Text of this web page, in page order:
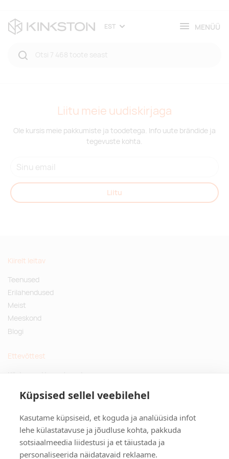
Küpsised sellel veebilehel
Kasutame küpsiseid, et koguda ja analüüsida infot
lehe külastatavuse ja jõudluse kohta, pakkuda
sotsiaalmeedia liidestusi ja et täiustada ja
personaliseerida näidatavaid reklaame.
EST MENÜÜ
Liitu meie uudiskirjaga
Ole kursis meie pakkumiste ja toodetega. Info uute brändide ja
tegevuste kohta.
Liitu
Kiirelt leitav
Teenused
Erilahendused
Meist
Meeskond
Blogi
Ettevõttest
Küsimused ja vastused
Privaatsuspoliitika
Kontakt
Tulika põik 3, Tallinn
info@kinkston.ee